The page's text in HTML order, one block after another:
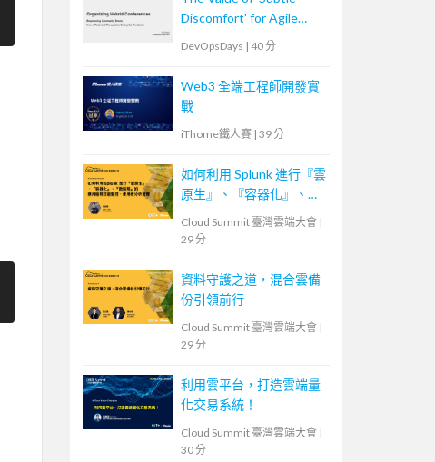
Discomfort' for Agile
DevOpsDays | 40 分
Web3 全端工程師開發實
戰
iThome鐵人賽 | 39 分
如何利用 Splunk 進行『雲
原生』、『容器化』、
『微服務』的應用服務效
能監控、使用者分析管理
Cloud Summit 臺灣雲端大會 |
29 分
資料守護之道，混合雲備
份引領前行
Cloud Summit 臺灣雲端大會 |
29 分
利用雲平台，打造雲端量
化交易系統！
Cloud Summit 臺灣雲端大會 |
30 分